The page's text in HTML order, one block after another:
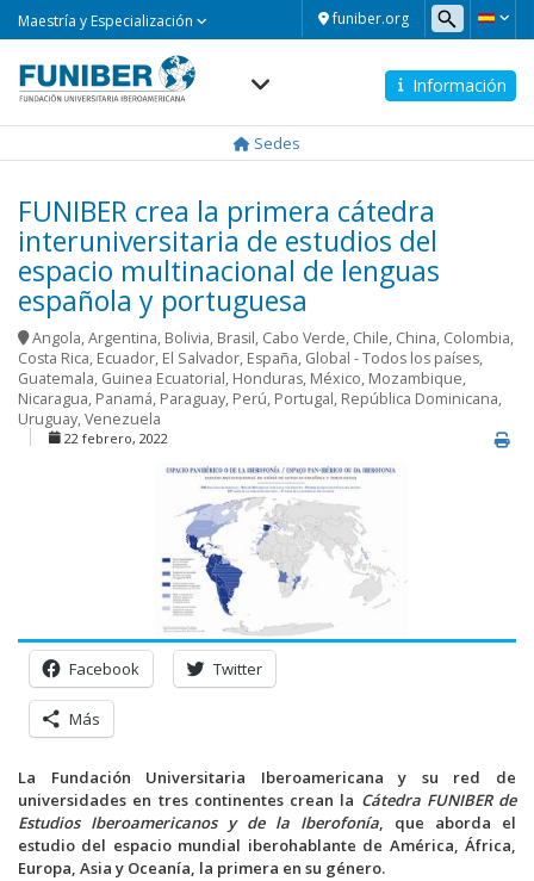
funiber.org
Maestría y Especialización
Información
Sedes
FUNIBER crea la primera cátedra
interuniversitaria de estudios del
espacio multinacional de lenguas
española y portuguesa
Angola,Argentina, Bolivia, Brasil, Cabo Verde, Chile, China, Colombia,
Costa Rica, Ecuador, El Salvador, España, Global - Todos los países,
Guatemala, Guinea Ecuatorial, Honduras, México, Mozambique,
Nicaragua, Panamá, Paraguay, Perú, Portugal, República Dominicana,
Uruguay,Venezuela
22 febrero, 2022
Facebook Twitter
Más
La Fundación Universitaria Iberoamericana y su red de
universidades en tres continentes crean la Cátedra FUNIBER de
Estudios Iberoamericanos y de la Iberofonía, que aborda el
estudio del espacio mundial iberohablante de América, África,
Europa, Asia y Oceanía, la primera en su género.